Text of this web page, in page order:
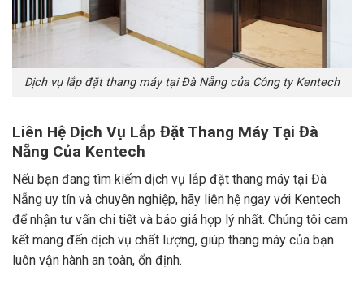
Dịch vụ lắp đặt thang máy tại Đà Nẵng của Công ty Kentech
Liên Hệ Dịch Vụ Lắp Đặt Thang Máy Tại Đà
Nẵng Của Kentech
Nếu bạn đang tìm kiếm dịch vụ lắp đặt thang máy tại Đà
Nẵng uy tín và chuyên nghiệp, hãy liên hệ ngay với Kentech
để nhận tư vấn chi tiết và báo giá hợp lý nhất. Chúng tôi cam
kết mang đến dịch vụ chất lượng, giúp thang máy của bạn
luôn vận hành an toàn, ổn định.